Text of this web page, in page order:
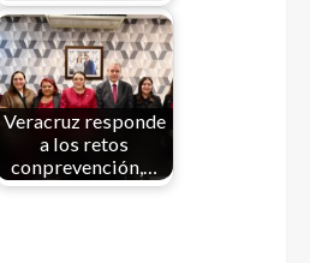
Veracruz responde
a los retos
conprevención,…